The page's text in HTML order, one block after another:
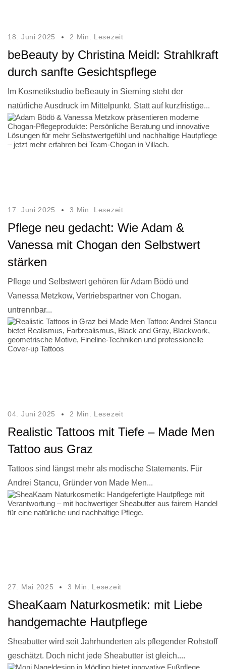
18. Juni 2025 2 Min. Lesezeit
beBeauty by Christina Meidl: Strahlkraft
durch sanfte Gesichtspflege
Im Kosmetikstudio beBeauty in Sierning steht der
natürliche Ausdruck im Mittelpunkt. Statt auf kurzfristige...
17. Juni 2025 3 Min. Lesezeit
Pflege neu gedacht: Wie Adam &
Vanessa mit Chogan den Selbstwert
stärken
Pflege und Selbstwert gehören für Adam Bödö und
Vanessa Metzkow, Vertriebspartner von Chogan.
untrennbar...
04. Juni 2025 2 Min. Lesezeit
Realistic Tattoos mit Tiefe – Made Men
Tattoo aus Graz
Tattoos sind längst mehr als modische Statements. Für
Andrei Stancu, Gründer von Made Men...
27. Mai 2025 3 Min. Lesezeit
SheaKaam Naturkosmetik: mit Liebe
handgemachte Hautpflege
Sheabutter wird seit Jahrhunderten als pflegender Rohstoff
geschätzt. Doch nicht jede Sheabutter ist gleich....